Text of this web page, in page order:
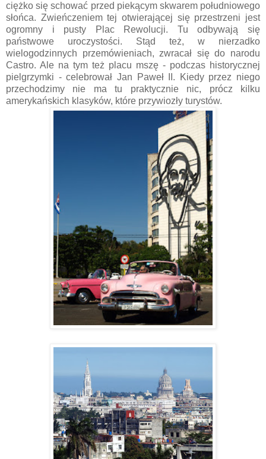
ciężko się schować przed piekącym skwarem południowego
słońca. Zwieńczeniem tej otwierającej się przestrzeni jest
ogromny i pusty Plac Rewolucji. Tu odbywają się
państwowe uroczystości. Stąd też, w nierzadko
wielogodzinnych przemówieniach, zwracał się do narodu
Castro. Ale na tym też placu mszę - podczas historycznej
pielgrzymki - celebrował Jan Paweł II. Kiedy przez niego
przechodzimy nie ma tu praktycznie nic, prócz kilku
amerykańskich klasyków, które przywiozły turystów.